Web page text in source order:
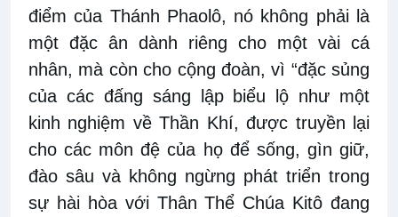
điểm của Thánh Phaolô, nó không phải là
một đặc ân dành riêng cho một vài cá
nhân, mà còn cho cộng đoàn, vì “đặc sủng
của các đấng sáng lập biểu lộ như một
kinh nghiệm về Thần Khí, được truyền lại
cho các môn đệ của họ để sống, gìn giữ,
đào sâu và không ngừng phát triển trong
sự hài hòa với Thân Thể Chúa Kitô đang